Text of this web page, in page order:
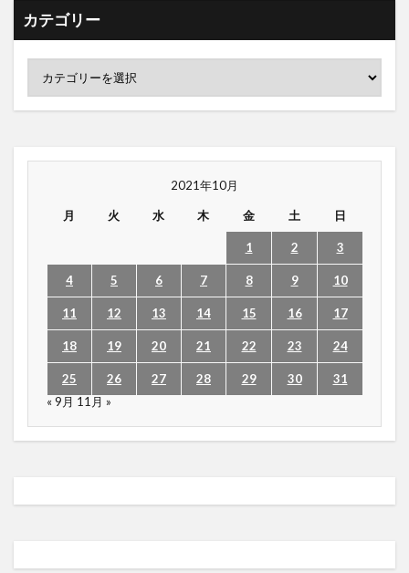
カテゴリー
2021年10月
月 火 水 木 金 土 日
1 2 3
4 5 6 7 8 9 10
11 12 13 14 15 16 17
18 19 20 21 22 23 24
25 26 27 28 29 30
31
« 9月 11月 »